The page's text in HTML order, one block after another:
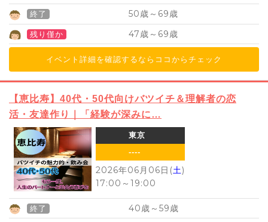
終了 50歳～ 69歳
残り僅か 47歳～ 69歳
イベント詳細を確認するならココからチェック
【恵比寿】40代・50代向けバツイチ＆理解者の恋
活・友達作り｜「経験が深みに…
東京
----
2026年06月06日(土)
17:00 ～ 19:00
終了 40歳～ 59歳